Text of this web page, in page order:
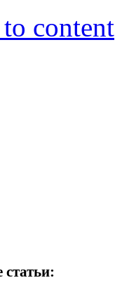
content